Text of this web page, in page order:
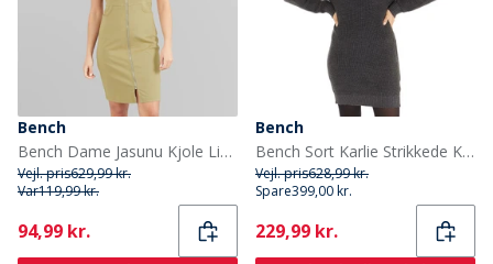
Bench
Bench Dame Jasunu Kjole Light Khaki
Vejl. pris629,99 kr.
Var119,99 kr.
Current
94,99 kr.
Bench
Bench Sort Karlie Strikkede Kjole Sort Melange
Vejl. pris628,99 kr.
Spare399,00 kr.
Current
229,99 kr.